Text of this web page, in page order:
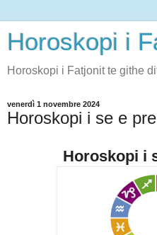
Horoskopi i
Horoskopi i Fatjonit te githe
venerdì 1 novembre 2024
Horoskopi i se e
Horoskopi i